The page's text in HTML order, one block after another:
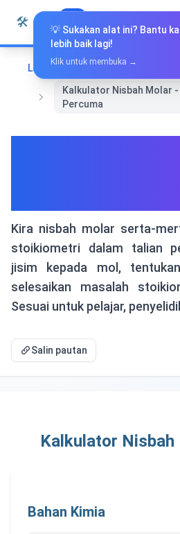
Langkau ke kandungan
🛠️ Whiz Tools
Laman Utama
Alat Khas
Kalkulator Nisbah Molar
Percuma
Kira nisbah molar serta-
stoikiometri dalam talian
jisim kepada mol,
selesaikan masalah
Sesuai untuk pelajar,
Salin pautan
Kalkulator
Bahan Kimia
💡 Sukakan alat ini? Bantu
lebih baik lagi!
Klik untuk membuka →